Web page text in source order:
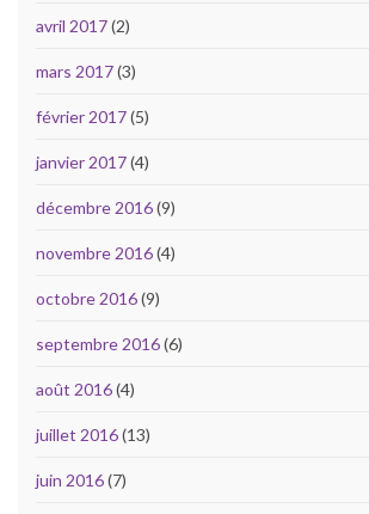
avril 2017(2)
mars 2017(3)
février 2017(5)
janvier 2017(4)
décembre 2016(9)
novembre 2016(4)
octobre 2016(9)
septembre 2016(6)
août 2016(4)
juillet 2016(13)
juin 2016(7)